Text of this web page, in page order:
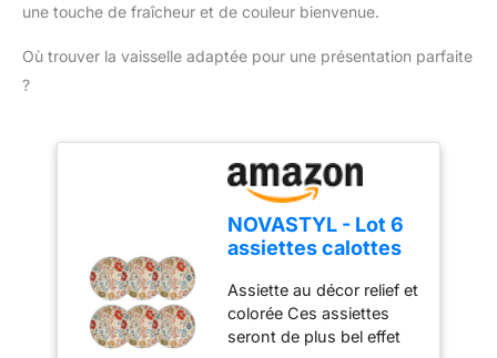
une touche de fraîcheur et de couleur bienvenue.
Où trouver la vaisselle adaptée pour une présentation parfaite
?
NOVASTYL - Lot 6
assiettes calottes
- 2614622
Assiette au décor relief et
colorée Ces assiettes
seront de plus bel effet